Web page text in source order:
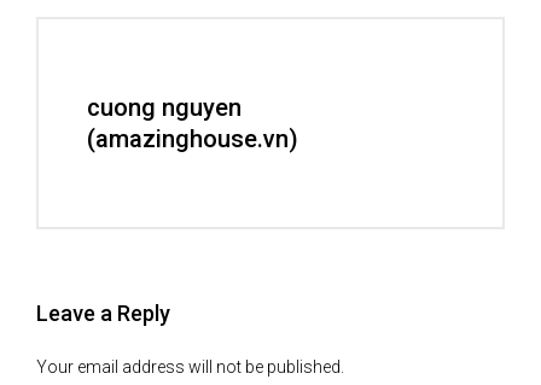
cuong nguyen
(amazinghouse.vn)
Leave a Reply
Your email address will not be published.